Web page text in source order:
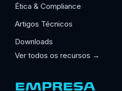
Ética & Compliance
Artigos Técnicos
Downloads
Ver todos os recursos →
EMPRESA